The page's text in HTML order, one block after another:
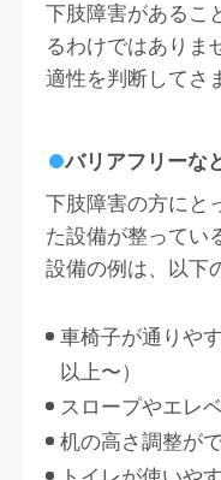
下肢障害があるこ
るわけではありま
適性を判断してさ
バリアフリーな
下肢障害の方にと
た設備が整ってい
設備の例は、以下
車椅子が通りや
以上〜）
スロープやエレ
机の高さ調整が